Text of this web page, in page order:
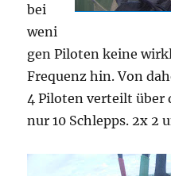
bei
weni
gen Piloten keine
Frequenz hin. Von
4 Piloten verteilt über
nur 10 Schlepps. 2x 2